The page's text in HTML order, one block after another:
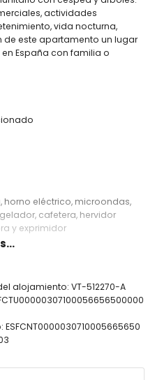
actividades
vida nocturna,
de este apartamento un lugar
España con familia o
eléctrico, microondas,
cafetera, hervidor
y exprimidor
y 2 camas individuales
ducha, bidé y WC
y WC
alojamiento: VT-512270-A